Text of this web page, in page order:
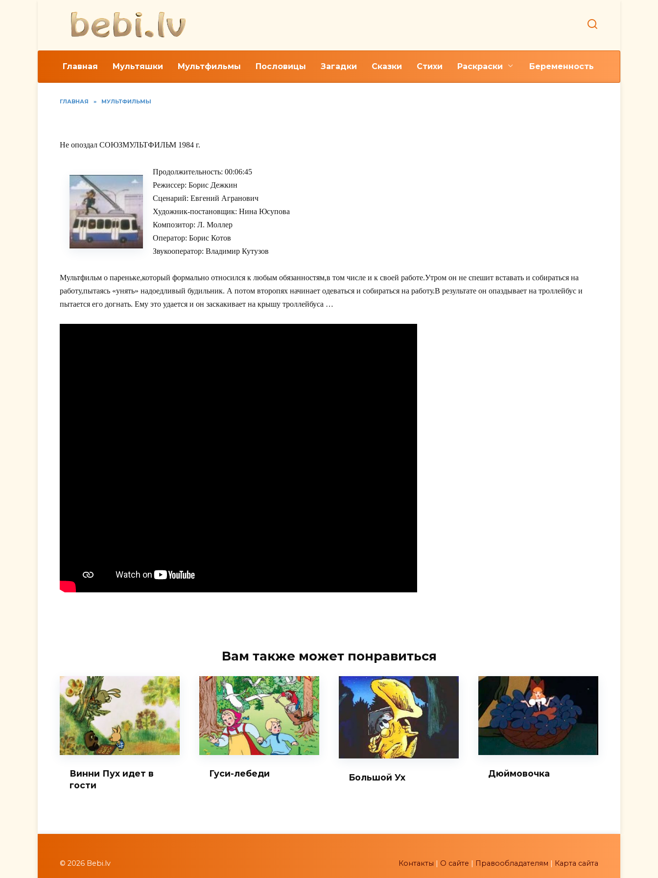
Главная Мультяшки Мультфильмы Пословицы Загадки Сказки Стихи Раскраски Беременность
ГЛАВНАЯ » МУЛЬТФИЛЬМЫ
Не опоздал СОЮЗМУЛЬТФИЛЬМ 1984 г.
Продолжительность: 00:06:45
Режиссер: Борис Дежкин
Сценарий: Евгений Агранович
Художник-постановщик: Нина Юсупова
Композитор: Л. Моллер
Оператор: Борис Котов
Звукооператор: Владимир Кутузов
Мультфильм о пареньке,который формально относился к любым обязанностям,в том числе и к своей работе.Утром он не спешит вставать и собираться на
работу,пытаясь «унять» надоедливый будильник. А потом второпях начинает одеваться и собираться на работу.В результате он опаздывает на троллейбус и
пытается его догнать. Ему это удается и он заскакивает на крышу троллейбуса …
Вам также может понравиться
Винни Пух идет в
гости
Гуси-лебеди Большой Ух Дюймовочка
© 2026 Bebi.lv Контакты | О сайте | Правообладателям | Карта сайта